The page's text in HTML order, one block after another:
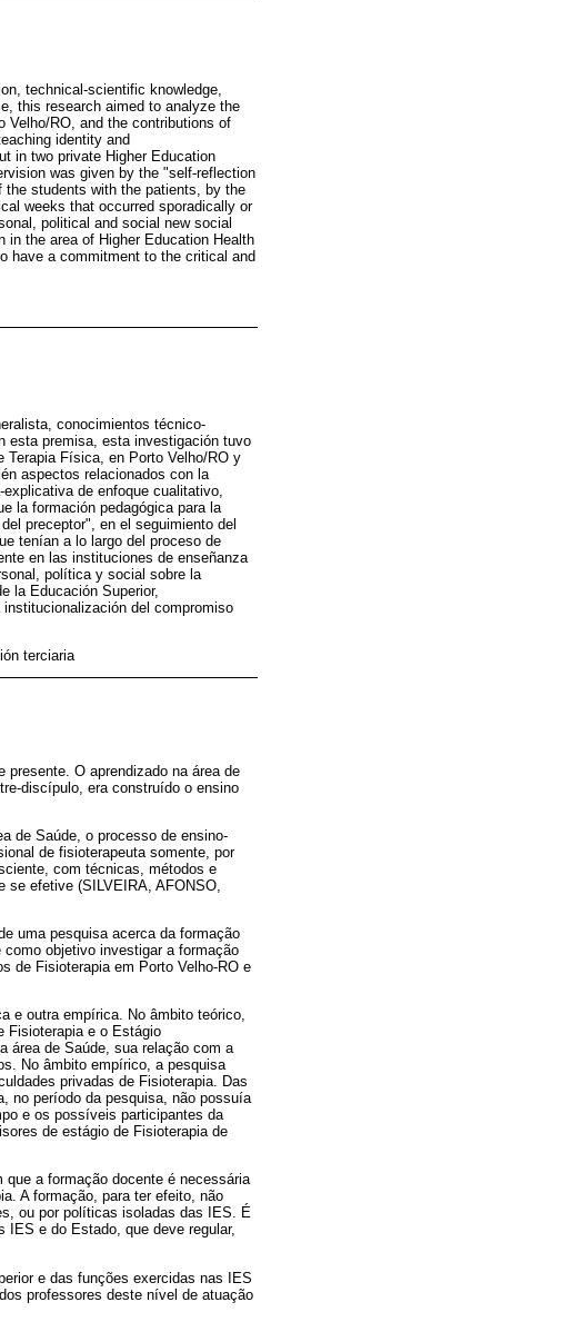
technical-scientific knowledge,
this research aimed to analyze the
Velho/RO, and the contributions of
identity and
in two private Higher Education
was given by the "self-reflection
students with the patients, by the
weeks that occurred sporadically or
political and social new social
in the area of Higher Education Health
have a commitment to the critical and
conocimientos técnico-
esta premisa, esta investigación tuvo
Terapia Física, en Porto Velho/RO y
aspectos relacionados con la
de enfoque cualitativo,
la formación pedagógica para la
preceptor", en el seguimiento del
tenían a lo largo del proceso de
en las instituciones de enseñanza
política y social sobre la
la Educación Superior,
del compromiso
terciaria
O aprendizado na área de
discípulo, era construído o ensino
de Saúde, o processo de ensino-
de fisioterapeuta somente, por
com técnicas, métodos e
se efetive (SILVEIRA, AFONSO,
uma pesquisa acerca da formação
objetivo investigar a formação
de Fisioterapia em Porto Velho-RO e
e outra empírica. No âmbito teórico,
Fisioterapia e o Estágio
área de Saúde, sua relação com a
No âmbito empírico, a pesquisa
privadas de Fisioterapia. Das
no período da pesquisa, não possuía
e os possíveis participantes da
de estágio de Fisioterapia de
a formação docente é necessária
A formação, para ter efeito, não
ou por políticas isoladas das IES. É
IES e do Estado, que deve regular,
e das funções exercidas nas IES
professores deste nível de atuação